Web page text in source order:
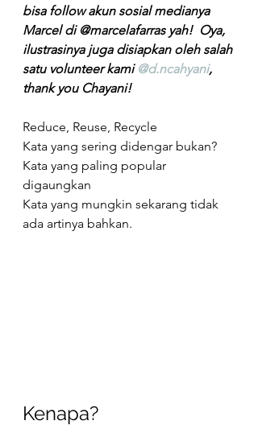
bisa follow akun sosial medianya
Marcel di @marcelafarras yah!  Oya,
ilustrasinya juga disiapkan oleh salah
satu volunteer kami @d.ncahyani,
thank you Chayani!
Reduce, Reuse, Recycle
Kata yang sering didengar bukan?
Kata yang paling popular
digaungkan
Kata yang mungkin sekarang tidak
ada artinya bahkan.
Kenapa?